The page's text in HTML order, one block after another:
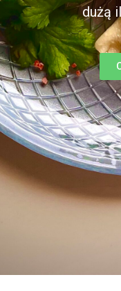
dużą